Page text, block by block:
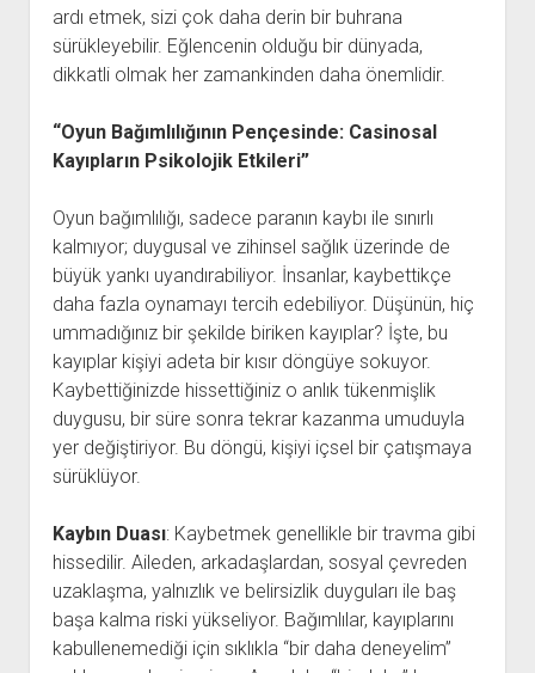
ardı etmek, sizi çok daha derin bir buhrana
sürükleyebilir. Eğlencenin olduğu bir dünyada,
dikkatli olmak her zamankinden daha önemlidir.
“Oyun Bağımlılığının Pençesinde: Casinosal
Kayıpların Psikolojik Etkileri”
Oyun bağımlılığı, sadece paranın kaybı ile sınırlı
kalmıyor; duygusal ve zihinsel sağlık üzerinde de
büyük yankı uyandırabiliyor. İnsanlar, kaybettikçe
daha fazla oynamayı tercih edebiliyor. Düşünün, hiç
ummadığınız bir şekilde biriken kayıplar? İşte, bu
kayıplar kişiyi adeta bir kısır döngüye sokuyor.
Kaybettiğinizde hissettiğiniz o anlık tükenmişlik
duygusu, bir süre sonra tekrar kazanma umuduyla
yer değiştiriyor. Bu döngü, kişiyi içsel bir çatışmaya
sürüklüyor.
Kaybın Duası: Kaybetmek genellikle bir travma gibi
hissedilir. Aileden, arkadaşlardan, sosyal çevreden
uzaklaşma, yalnızlık ve belirsizlik duyguları ile baş
başa kalma riski yükseliyor. Bağımlılar, kayıplarını
kabullenemediği için sıklıkla “bir daha deneyelim”